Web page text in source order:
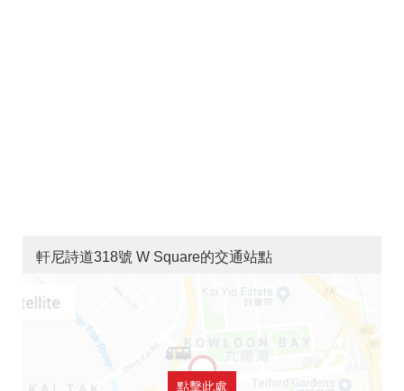
軒尼詩道318號 W Square的交通站點
點擊此處